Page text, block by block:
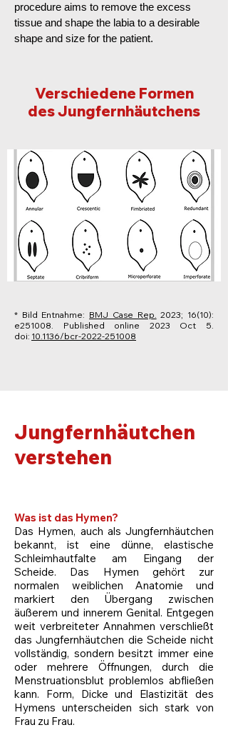
procedure aims to remove the excess
tissue and shape the labia to a desirable
shape and size for the patient.
Verschiedene Formen
des Jungfernhäutchens
* Bild Entnahme: BMJ Case Rep. 2023; 16(10):
e251008. Published online 2023 Oct 5.
doi: 10.1136/bcr-2022-251008
Jungfernhäutchen
verstehen
Was ist das Hymen?
Das Hymen, auch als Jungfernhäutchen
bekannt, ist eine dünne, elastische
Schleimhautfalte am Eingang der
Scheide. Das Hymen gehört zur
normalen weiblichen Anatomie und
markiert den Übergang zwischen
äußerem und innerem Genital. Entgegen
weit verbreiteter Annahmen verschließt
das Jungfernhäutchen die Scheide nicht
vollständig, sondern besitzt immer eine
oder mehrere Öffnungen, durch die
Menstruationsblut problemlos abfließen
kann. Form, Dicke und Elastizität des
Hymens unterscheiden sich stark von
Frau zu Frau.